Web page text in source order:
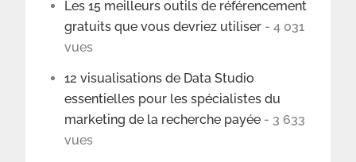
Les 15 meilleurs outils de référencement
gratuits que vous devriez utiliser - 4 031
vues
12 visualisations de Data Studio
essentielles pour les spécialistes du
marketing de la recherche payée - 3 633
vues